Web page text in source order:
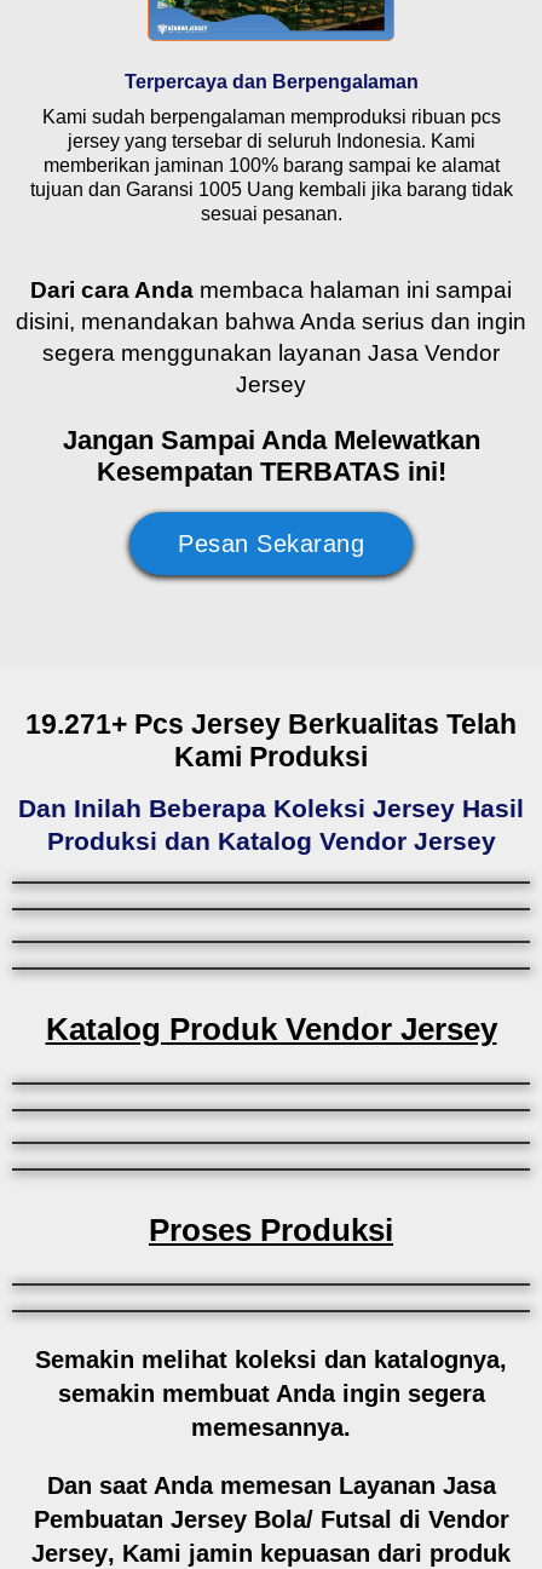
Terpercaya dan Berpengalaman
Kami sudah berpengalaman memproduksi ribuan pcs
jersey yang tersebar di seluruh Indonesia. Kami
memberikan jaminan 100% barang sampai ke alamat
tujuan dan Garansi 1005 Uang kembali jika barang tidak
sesuai pesanan.
Dari cara Anda membaca halaman ini sampai
disini, menandakan bahwa Anda serius dan ingin
segera menggunakan layanan Jasa Vendor
Jersey
Jangan Sampai Anda Melewatkan
Kesempatan TERBATAS ini!
Pesan Sekarang
19.271+ Pcs Jersey Berkualitas Telah
Kami Produksi
Dan Inilah Beberapa Koleksi Jersey Hasil
Produksi dan Katalog Vendor Jersey
Katalog Produk Vendor Jersey
Proses Produksi
Semakin melihat koleksi dan katalognya,
semakin membuat Anda ingin segera
memesannya.
Dan saat Anda memesan Layanan Jasa
Pembuatan Jersey Bola/ Futsal di Vendor
Jersey, Kami jamin kepuasan dari produk